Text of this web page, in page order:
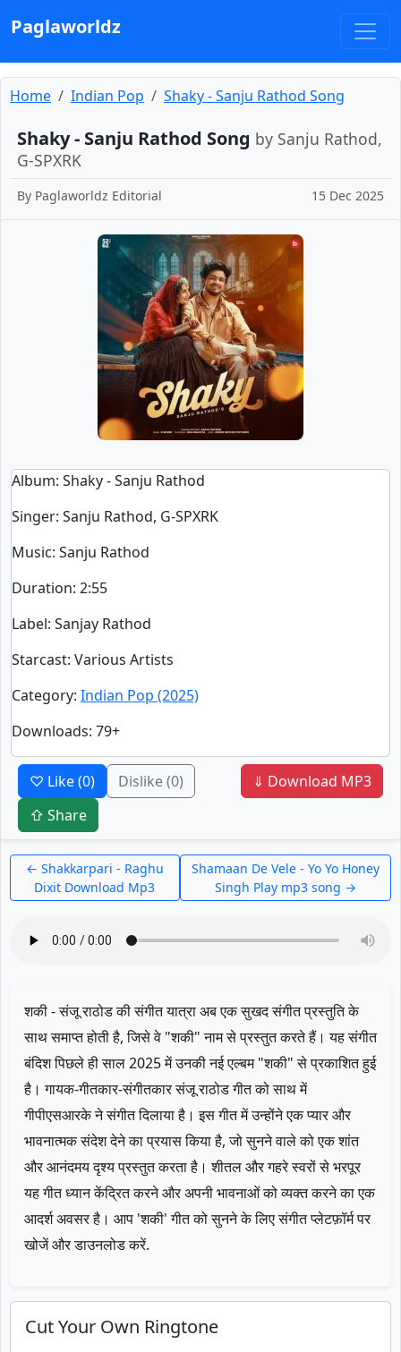
Paglaworldz
Home Indian Pop Shaky - Sanju Rathod Song
Shaky - Sanju Rathod Song by Sanju Rathod,
G-SPXRK
By Paglaworldz Editorial 15 Dec 2025
Album: Shaky - Sanju Rathod
Singer: Sanju Rathod, G-SPXRK
Music: Sanju Rathod
Duration: 2:55
Label: Sanjay Rathod
Starcast: Various Artists
Category: Indian Pop (2025)
Downloads: 79+
♡ Like(0) Dislike(0)
⇓ Download MP3
⇧ Share
← Shakkarpari - Raghu
Dixit Download Mp3
Shamaan De Vele - Yo Yo Honey
Singh Play mp3 song →
शकी - संजू राठोड की संगीत यात्रा अब एक सुखद संगीत प्रस्तुति के
साथ समाप्त होती है, जिसे वे "शकी" नाम से प्रस्तुत करते हैं। यह संगीत
बंदिश पिछले ही साल 2025 में उनकी नई एल्बम "शकी" से प्रकाशित हुई
है। गायक-गीतकार-संगीतकार संजू राठोड गीत को साथ में
गीपीएसआरके ने संगीत दिलाया है। इस गीत में उन्होंने एक प्यार और
भावनात्मक संदेश देने का प्रयास किया है, जो सुनने वाले को एक शांत
और आनंदमय दृश्य प्रस्तुत करता है। शीतल और गहरे स्वरों से भरपूर
यह गीत ध्यान केंद्रित करने और अपनी भावनाओं को व्यक्त करने का एक
आदर्श अवसर है। आप 'शकी' गीत को सुनने के लिए संगीत प्लेटफ़ॉर्म पर
खोजें और डाउनलोड करें.
Cut Your Own Ringtone